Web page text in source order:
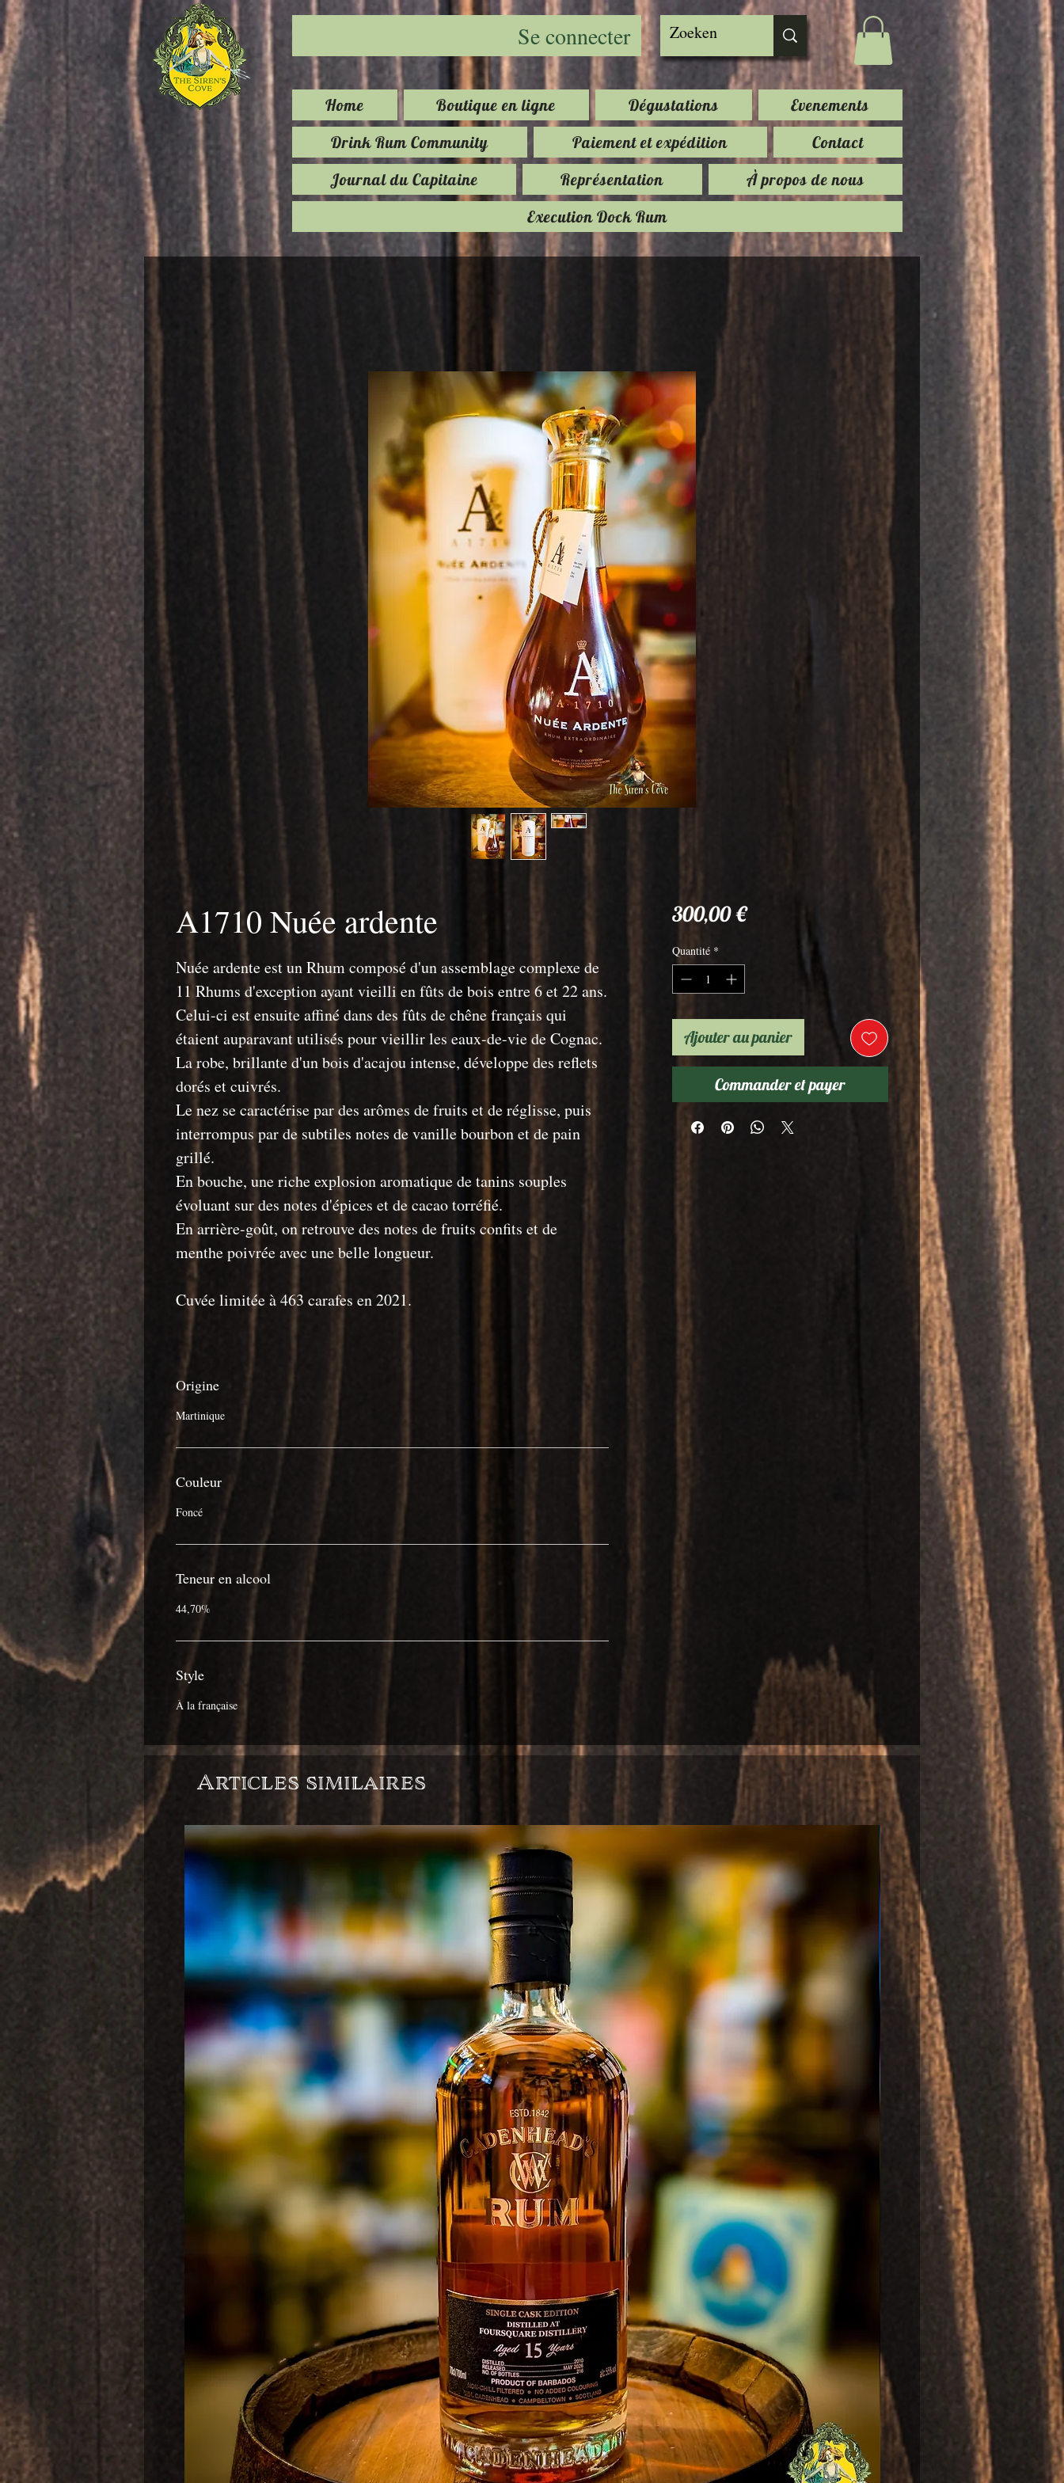
Se connecter
Home Boutique en ligne Dégustations
Evenements
Drink Rum Community
Paiement et expédition
Contact
Journal du Capitaine
Représentation
À propos de nous
Execution Dock Rum
A1710 Nuée ardente
Nuée ardente est un Rhum composé d'un assemblage complexe de
11 Rhums d'exception ayant vieilli en fûts de bois entre 6 et 22 ans.
Celui-ci est ensuite affiné dans des fûts de chêne français qui
étaient auparavant utilisés pour vieillir les eaux-de-vie de Cognac.
La robe, brillante d'un bois d'acajou intense, développe des reflets
dorés et cuivrés.
Le nez se caractérise par des arômes de fruits et de réglisse, puis
interrompus par de subtiles notes de vanille bourbon et de pain
grillé.
En bouche, une riche explosion aromatique de tanins souples
évoluant sur des notes d'épices et de cacao torréfié.
En arrière-goût, on retrouve des notes de fruits confits et de
menthe poivrée avec une belle longueur.
Cuvée limitée à 463 carafes en 2021.
Origine
Martinique
Couleur
Foncé
Teneur en alcool
44,70%
Style
À la française
300,00 €Prix
Quantité *
Ajouter au panier
Commander et payer
Articles similaires